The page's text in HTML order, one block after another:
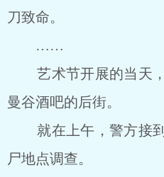
刀致命。
……
艺术节开展的当天，
曼谷酒吧的后街。
就在上午，警方接到
尸地点调查。